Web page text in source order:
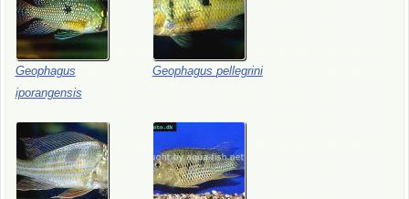
Geophagus
iporangensis
Geophagus pellegrini